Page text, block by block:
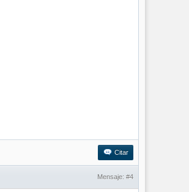
Citar
Mensaje: #4